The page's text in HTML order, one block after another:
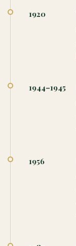
1920
1944–1945
1956